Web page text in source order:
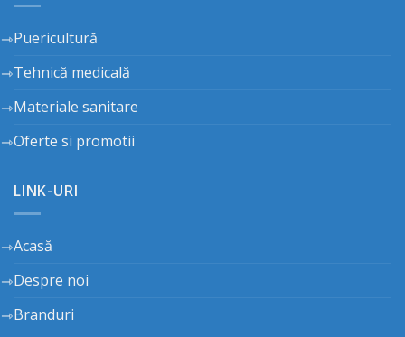
Puericultură
Tehnică medicală
Materiale sanitare
Oferte si promotii
LINK-URI
Acasă
Despre noi
Branduri